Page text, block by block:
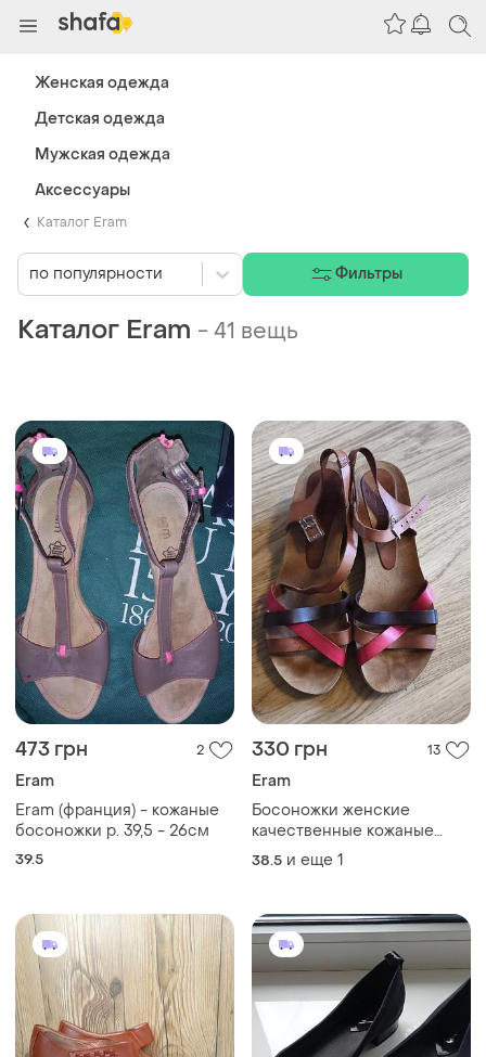
Каталог Eram
Каталог Eram -41 вещь
473 грн 2
Eram
Eram (франция) - кожаные
босоножки р. 39,5 - 26см
39.5
330 грн 13
Eram
Босоножки женские
качественные кожаные
удобные eram
38.5 и еще 1
по популярности Фильтры
Женская одежда
Детская одежда
Мужская одежда
Аксессуары